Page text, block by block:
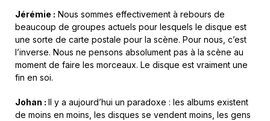
Jérémie : Nous sommes effectivement à rebours de
beaucoup de groupes actuels pour lesquels le disque est
une sorte de carte postale pour la scène. Pour nous, c’est
l’inverse. Nous ne pensons absolument pas à la scène au
moment de faire les morceaux. Le disque est vraiment une
fin en soi.
Johan : Il y a aujourd’hui un paradoxe : les albums existent
de moins en moins, les disques se vendent moins, les gens